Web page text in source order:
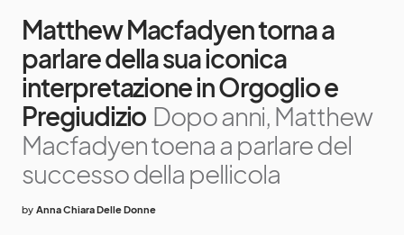
Matthew Macfadyen torna a
parlare della sua iconica
interpretazione in Orgoglio e
Pregiudizio Dopo anni, Matthew
Macfadyen toena a parlare del
successo della pellicola
by Anna Chiara Delle Donne